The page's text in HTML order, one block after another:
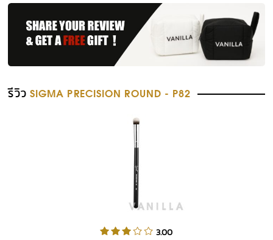
รีวิว SIGMA PRECISION ROUND - P82
3.00